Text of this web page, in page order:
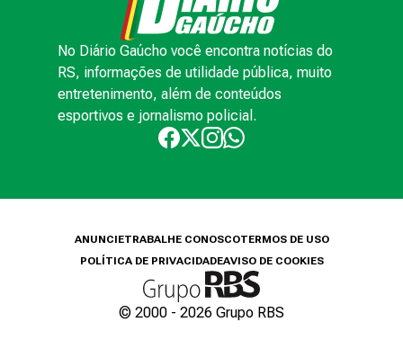
No Diário Gaúcho você encontra notícias do
RS, informações de utilidade pública, muito
entretenimento, além de conteúdos
esportivos e jornalismo policial.
ANUNCIETRABALHE CONOSCOTERMOS DE USO
POLÍTICA DE PRIVACIDADEAVISO DE COOKIES
© 2000 - 2026 Grupo RBS